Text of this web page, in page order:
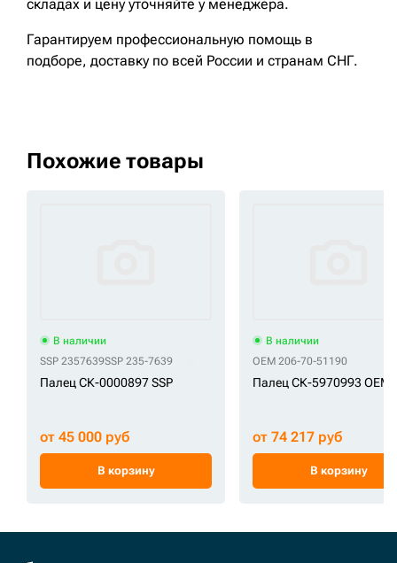
складах и цену уточняйте у менеджера.
Гарантируем профессиональную помощь в
подборе, доставку по всей России и странам СНГ.
Похожие товары
В наличии
SSP 2357639SSP 235-7639
Палец СК-0000897 SSP
от 45 000 руб
В корзину
В наличии
OEM 206-70-51190
Палец СК-5970993 OEM
от 74 217 руб
В корзину